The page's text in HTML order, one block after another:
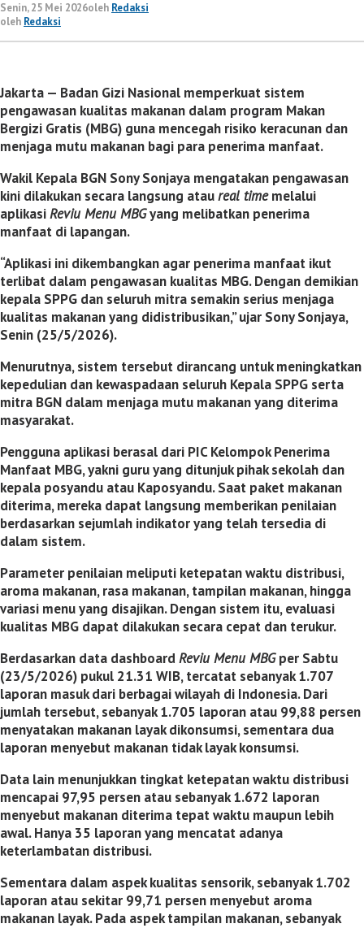
Senin, 25 Mei 2026oleh Redaksi
oleh Redaksi
Jakarta — Badan Gizi Nasional memperkuat sistem
pengawasan kualitas makanan dalam program Makan
Bergizi Gratis (MBG) guna mencegah risiko keracunan dan
menjaga mutu makanan bagi para penerima manfaat.
Wakil Kepala BGN Sony Sonjaya mengatakan pengawasan
kini dilakukan secara langsung ataureal timemelalui
aplikasiReviu Menu MBGyang melibatkan penerima
manfaat di lapangan.
“Aplikasi ini dikembangkan agar penerima manfaat ikut
terlibat dalam pengawasan kualitas MBG. Dengan demikian
kepala SPPG dan seluruh mitra semakin serius menjaga
kualitas makanan yang didistribusikan,” ujar Sony Sonjaya,
Senin (25/5/2026).
Menurutnya, sistem tersebut dirancang untuk meningkatkan
kepedulian dan kewaspadaan seluruh Kepala SPPG serta
mitra BGN dalam menjaga mutu makanan yang diterima
masyarakat.
Pengguna aplikasi berasal dari PIC Kelompok Penerima
Manfaat MBG, yakni guru yang ditunjuk pihak sekolah dan
kepala posyandu atau Kaposyandu. Saat paket makanan
diterima, mereka dapat langsung memberikan penilaian
berdasarkan sejumlah indikator yang telah tersedia di
dalam sistem.
Parameter penilaian meliputi ketepatan waktu distribusi,
aroma makanan, rasa makanan, tampilan makanan, hingga
variasi menu yang disajikan. Dengan sistem itu, evaluasi
kualitas MBG dapat dilakukan secara cepat dan terukur.
Berdasarkan data dashboard Reviu Menu MBGper Sabtu
(23/5/2026) pukul 21.31 WIB, tercatat sebanyak 1.707
laporan masuk dari berbagai wilayah di Indonesia. Dari
jumlah tersebut, sebanyak 1.705 laporan atau 99,88 persen
menyatakan makanan layak dikonsumsi, sementara dua
laporan menyebut makanan tidak layak konsumsi.
Data lain menunjukkan tingkat ketepatan waktu distribusi
mencapai 97,95 persen atau sebanyak 1.672 laporan
menyebut makanan diterima tepat waktu maupun lebih
awal. Hanya 35 laporan yang mencatat adanya
keterlambatan distribusi.
Sementara dalam aspek kualitas sensorik, sebanyak 1.702
laporan atau sekitar 99,71 persen menyebut aroma
makanan layak. Pada aspek tampilan makanan, sebanyak